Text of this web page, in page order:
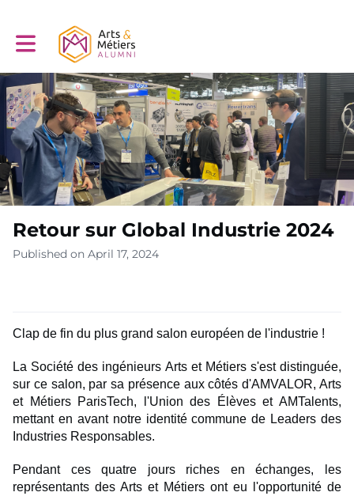
Toggle main navigation
Retour sur Global Industrie 2024
Published on April 17, 2024
Clap de fin du plus grand salon européen de l'industrie !
La Société des ingénieurs Arts et Métiers s'est distinguée,
sur ce salon, par sa présence aux côtés d'AMVALOR, Arts
et Métiers ParisTech, l'Union des Élèves et AMTalents,
mettant en avant notre identité commune de Leaders des
Industries Responsables.
Pendant ces quatre jours riches en échanges, les
représentants des Arts et Métiers ont eu l'opportunité de